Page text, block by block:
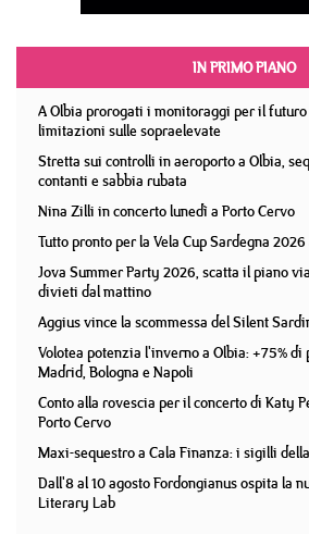
IN PRIMO PIANO
A Olbia prorogati i monitoraggi per il
limitazioni sulle sopraelevate
Stretta sui controlli in aeroporto a Olbia,
contanti e sabbia rubata
Nina Zilli in concerto lunedì a Porto Cervo
Tutto pronto per la Vela Cup Sardegna
Jova Summer Party 2026, scatta il piano
divieti dal mattino
Aggius vince la scommessa del Silent
Volotea potenzia l'inverno a Olbia: +75%
Madrid, Bologna e Napoli
Conto alla rovescia per il concerto di Katy
Porto Cervo
Maxi-sequestro a Cala Finanza: i sigilli
Dall'8 al 10 agosto Fordongianus ospita la
Literary Lab